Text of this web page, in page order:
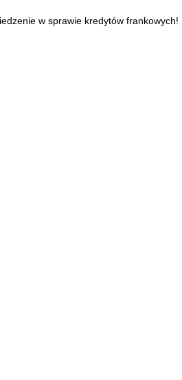
w sprawie kredytów frankowych!